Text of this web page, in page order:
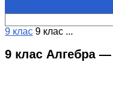
9 клас 9 клас ...
9 клас Алгебра —